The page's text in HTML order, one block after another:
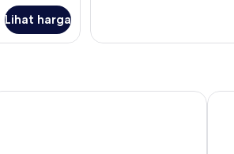
Lihat harga
Access,
Shwr)
2
(Mobility/Hearing
Vista/Orlando
Orlando Buena Vista Palace -